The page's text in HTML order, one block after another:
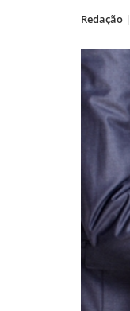
Redação |